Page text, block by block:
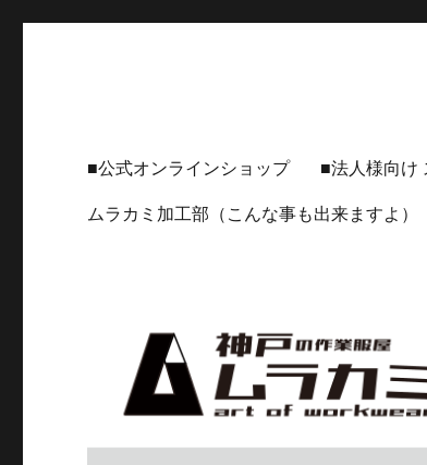
■公式オンラインショップ ■法人様向け
ムラカミ加工部（こんな事も出来ますよ）